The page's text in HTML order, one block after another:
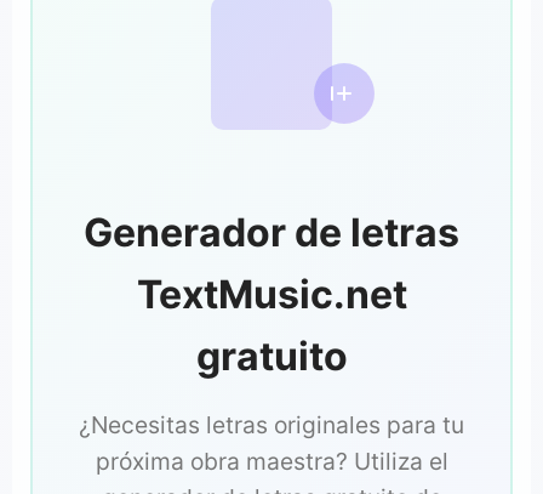
Generador de letras
TextMusic.net
gratuito
¿Necesitas letras originales para tu
próxima obra maestra? Utiliza el